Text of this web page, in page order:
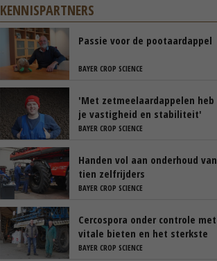
KENNISPARTNERS
Passie voor de pootaardappel
BAYER CROP SCIENCE
'Met zetmeelaardappelen heb
je vastigheid en stabiliteit'
BAYER CROP SCIENCE
Handen vol aan onderhoud van
tien zelfrijders
BAYER CROP SCIENCE
Cercospora onder controle met
vitale bieten en het sterkste
spuitschema
BAYER CROP SCIENCE